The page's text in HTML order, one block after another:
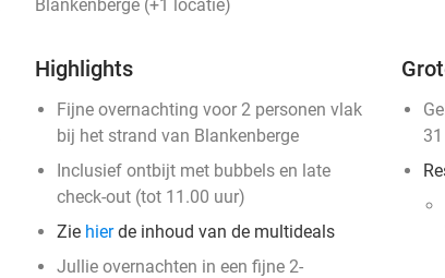
Blankenberge (+1 locatie)
Highlights
Fijne overnachting voor 2 personen vlak
bij het strand van Blankenberge
Inclusief ontbijt met bubbels en late
check-out (tot 11.00 uur)
Zie hierde inhoud van de multideals
Jullie overnachten in een fijne 2-